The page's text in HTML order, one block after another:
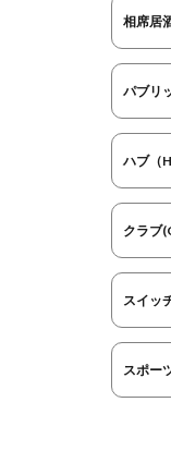
相席居
パブリ
ハブ（
クラブ
スイッ
スポー